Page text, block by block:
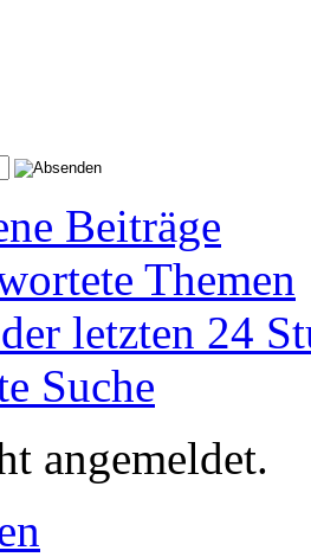
Beiträge
Themen
letzten 24
Suche
angemeldet.